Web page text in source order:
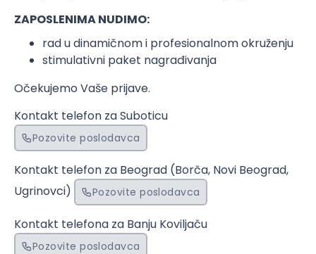
ZAPOSLENIMA NUDIMO:
rad u dinamičnom i profesionalnom okruženju
stimulativni paket nagrađivanja
Očekujemo Vaše prijave.
Kontakt telefon za Suboticu
Pozovite poslodavca
Kontakt telefon za Beograd (Borča, Novi Beograd,
Ugrinovci)
Pozovite poslodavca
Kontakt telefona za Banju Koviljaču
Pozovite poslodavca